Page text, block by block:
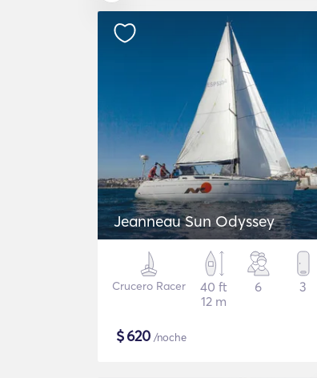
Jeanneau Sun Odyssey
Crucero Racer
40 ft
12 m
6 3
$620 /noche